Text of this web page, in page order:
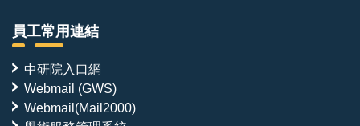
員工常用連結
中研院入口網
Webmail (GWS)
Webmail(Mail2000)